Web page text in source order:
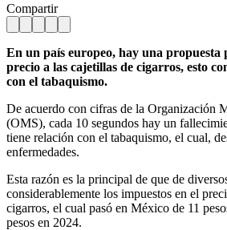
Compartir
En un país europeo, hay una
precio a las cajetillas de cigarros, esto
con el tabaquismo.
De acuerdo con cifras de la Organización
(OMS), cada 10 segundos hay un
tiene relación con el tabaquismo, el cual,
enfermedades.
Esta razón es la principal de que de
considerablemente los impuestos en el
cigarros, el cual pasó en México de 11
pesos en 2024.